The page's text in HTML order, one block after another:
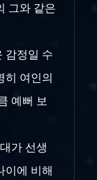
그와 같은
감정일 수
히 여인의
예뻐 보
가 선생
이에 비해